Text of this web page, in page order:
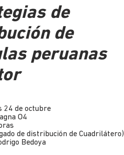
de
de
peruanas
24 de octubre
O4
de distribución de Cuadrilátero)
Bedoya